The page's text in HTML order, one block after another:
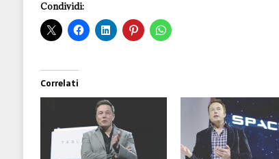
Condividi:
Correlati